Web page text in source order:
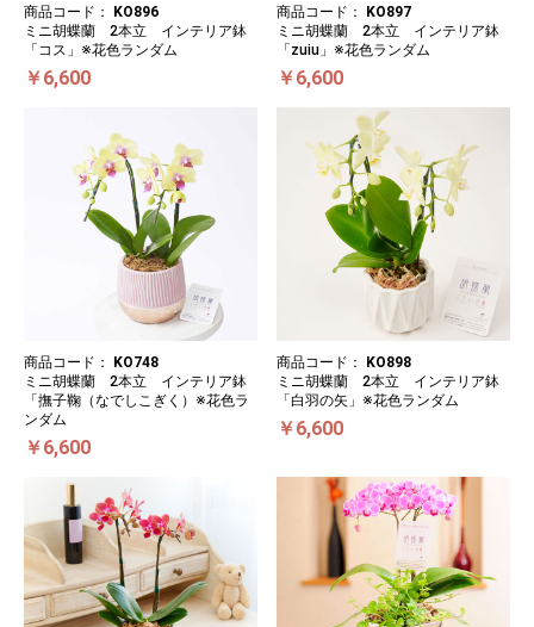
商品コード： KO896
ミニ胡蝶蘭 2本立 インテリア鉢
「コス」※花色ランダム
￥6,600
商品コード： KO897
ミニ胡蝶蘭 2本立 インテリア鉢
「zuiu」※花色ランダム
￥6,600
商品コード： KO748
ミニ胡蝶蘭 2本立 インテリア鉢
「撫子鞠（なでしこぎく）※花色ラ
ンダム
￥6,600
商品コード： KO898
ミニ胡蝶蘭 2本立 インテリア鉢
「白羽の矢」※花色ランダム
￥6,600